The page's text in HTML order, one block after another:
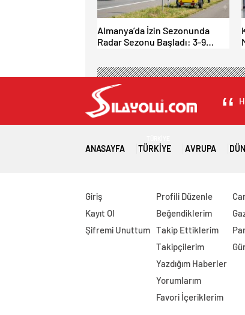
Almanya’da İzin Sezonunda
Radar Sezonu Başladı: 3-9
Yapılacak!
ANASAYFA TÜRKIYE AVRUPA
Giriş
Kayıt Ol
Şifremi Unuttum
Profili Düzenle
Beğendiklerim
Takip Ettiklerim
Takipçilerim
Yazdığım Haberler
Yorumlarım
Favori İçeriklerim